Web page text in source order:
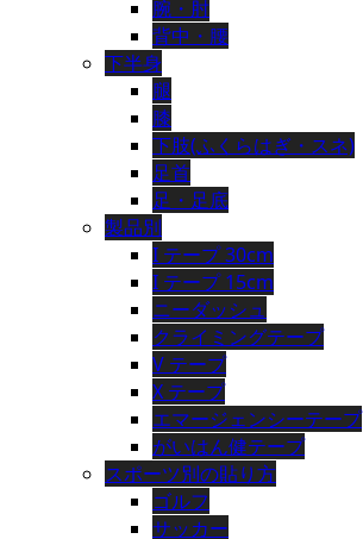
腕・肘
背中・腰
下半身
腿
膝
下肢(ふくらはぎ・スネ)
足首
足・足底
製品別
I テープ 30cm
I テープ 15cm
ニーダッシュ
クライミングテープ
V テープ
X テープ
エマージェンシーテープ
がいはん健テープ
スポーツ別の貼り方
ゴルフ
サッカー